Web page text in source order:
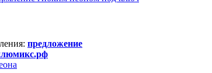
: предложение